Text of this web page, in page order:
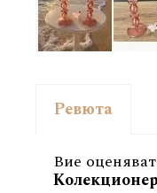
Ревюта
Вие